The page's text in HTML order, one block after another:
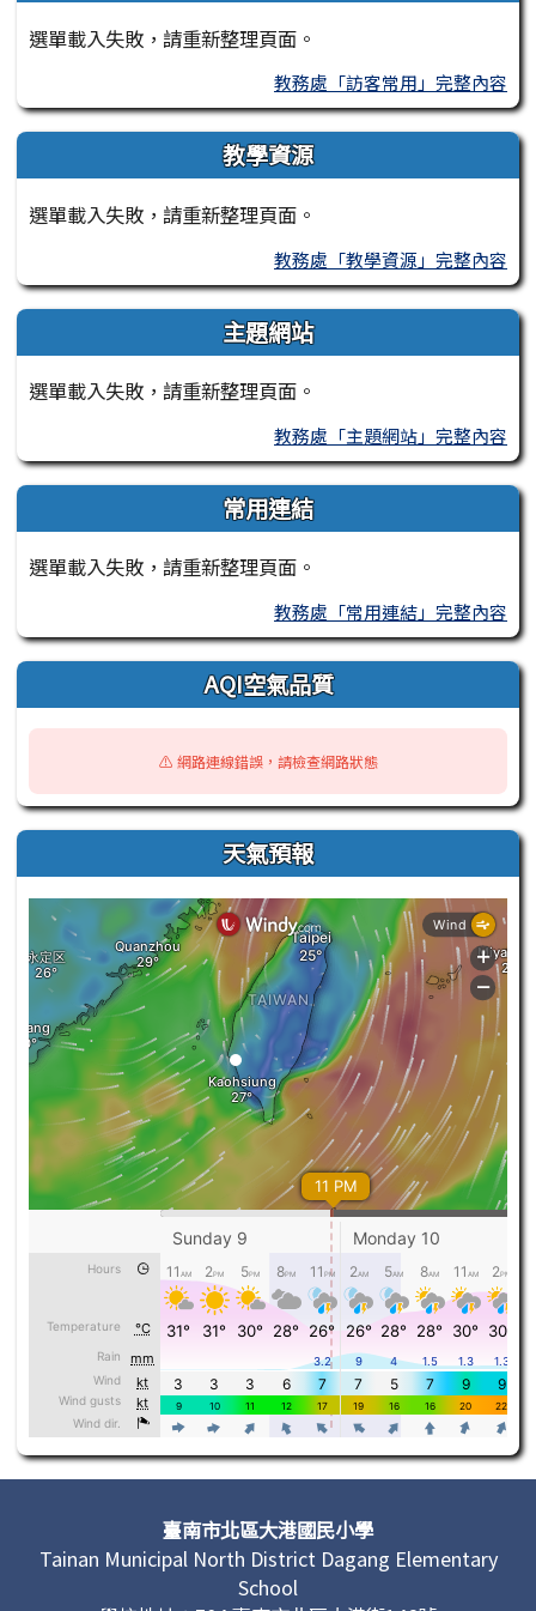
選單載入失敗，請重新整理頁面。
教務處「訪客常用」完整內容
教學資源
選單載入失敗，請重新整理頁面。
教務處「教學資源」完整內容
主題網站
選單載入失敗，請重新整理頁面。
教務處「主題網站」完整內容
常用連結
選單載入失敗，請重新整理頁面。
教務處「常用連結」完整內容
AQI空氣品質
⚠️ 網路連線錯誤，請檢查網路狀態
天氣預報
頁尾區域內容臺南市北區大港國民小學
Tainan Municipal North District Dagang Elementary
School